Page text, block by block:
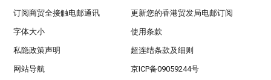
订阅商贸全接触电邮通讯 更新您的香港贸发局电邮订阅
字体大小 使用条款
私隐政策声明 超连结条款及细则
网站导航 京ICP备09059244号